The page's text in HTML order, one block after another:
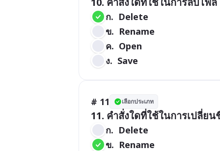
ก.  Delete
ข.  Rename
ค.  Open
ง.  Save
# 11 เลือกประเภท
11. คำสั่งใดที่ใช้ในการเปลี่ย
ก.  Delete
ข.  Rename